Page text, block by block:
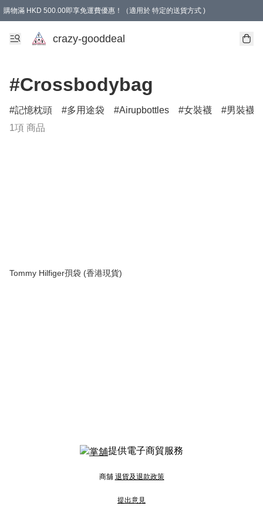
購物滿 HKD 500.00即享免運費優惠！（適用於 特定的送貨方式 )
成為會員可享免費禮品
crazy-gooddeal
#Crossbodybag
記憶枕頭 多用途袋 Airupbottles 女裝襪
男裝襪
1項 商品
Tommy Hilfiger孭袋 (香港現貨)
提供電子商貿服務
商舖 退貨及退款政策
提出意見